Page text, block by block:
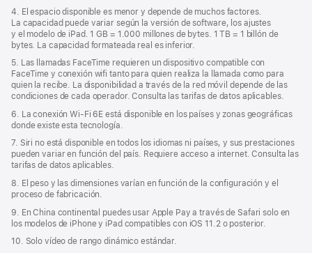
4. El espacio disponible es menor y depende de muchos factores.
La capacidad puede variar según la versión de software, los ajustes
y el modelo de iPad. 1 GB = 1.000 millones de bytes. 1 TB = 1 billón de
bytes. La capacidad formateada real es inferior.
5. Las llamadas FaceTime requieren un dispositivo compatible con
FaceTime y conexión wifi tanto para quien realiza la llamada como para
quien la recibe. La disponibilidad a través de la red móvil depende de las
condiciones de cada operador. Consulta las tarifas de datos aplicables.
6. La conexión Wi‑Fi 6E está disponible en los países y zonas geográficas
donde existe esta tecnología.
7. Siri no está disponible en todos los idiomas ni países, y sus prestaciones
pueden variar en función del país. Requiere acceso a internet. Consulta las
tarifas de datos aplicables.
8. El peso y las dimensiones varían en función de la configuración y el
proceso de fabricación.
9. En China continental puedes usar Apple Pay a través de Safari solo en
los modelos de iPhone y iPad compatibles con iOS 11.2 o posterior.
10. Solo vídeo de rango dinámico estándar.